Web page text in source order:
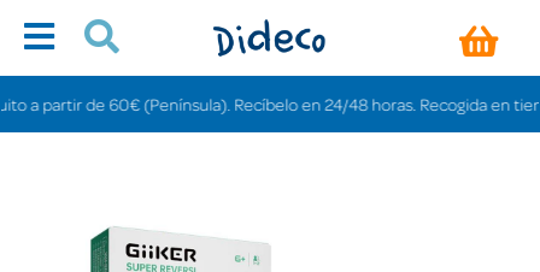
de 60€ (Península). Recíbelo en 24/48 horas. Recogida en tiendas